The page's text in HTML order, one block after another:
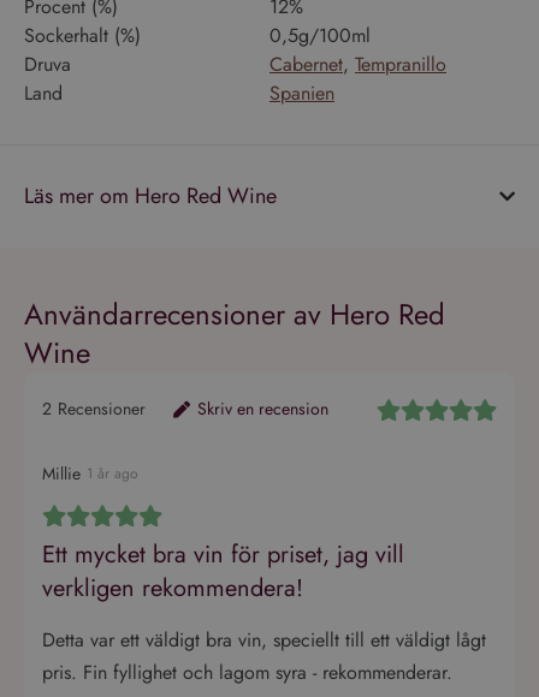
Procent (%)
12%
Sockerhalt (%)
0,5g/100ml
Druva
Cabernet, Tempranillo
Land
Spanien
Läs mer om Hero Red Wine
Användarrecensioner av Hero Red
Wine
2 Recensioner Skriv en recension
Millie 1 år ago
Ett mycket bra vin för priset, jag vill
verkligen rekommendera!
Detta var ett väldigt bra vin, speciellt till ett väldigt lågt
pris. Fin fyllighet och lagom syra - rekommenderar.